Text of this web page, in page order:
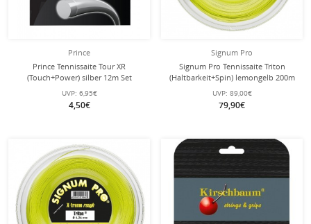
Prince
Prince Tennissaite Tour XR
(Touch+Power) silber 12m Set
UVP: 6,95€
4,50€
Signum Pro
Signum Pro Tennissaite Triton
(Haltbarkeit+Spin) lemongelb 200m
Rolle
UVP: 89,00€
79,90€